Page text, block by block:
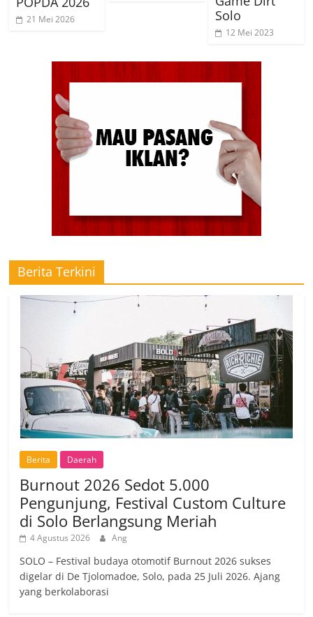
21 Mei 2026
Solo
12 Mei 2023
Berita Terkini
Berita Daerah
Burnout 2026 Sedot 5.000
Pengunjung, Festival Custom Culture
di Solo Berlangsung Meriah
4 Agustus 2026 Ang
SOLO – Festival budaya otomotif Burnout 2026 sukses
digelar di De Tjolomadoe, Solo, pada 25 Juli 2026. Ajang
yang berkolaborasi